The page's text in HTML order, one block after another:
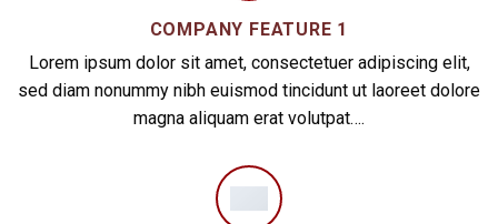
COMPANY FEATURE 1
Lorem ipsum dolor sit amet, consectetuer adipiscing elit,
sed diam nonummy nibh euismod tincidunt ut laoreet dolore
magna aliquam erat volutpat….